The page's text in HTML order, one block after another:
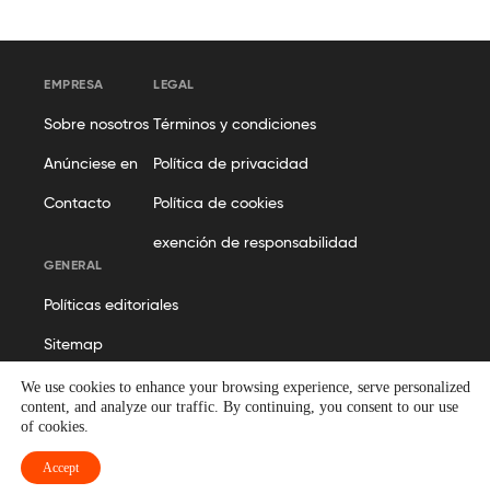
EMPRESA
Sobre nosotros
Anúnciese en
Contacto
LEGAL
Términos y condiciones
Política de privacidad
Política de cookies
exención de responsabilidad
GENERAL
Políticas editoriales
Sitemap
© Geekflare
We use cookies to enhance your browsing experience, serve personalized
content, and analyze our traffic. By continuing, you consent to our use
of cookies.
Accept